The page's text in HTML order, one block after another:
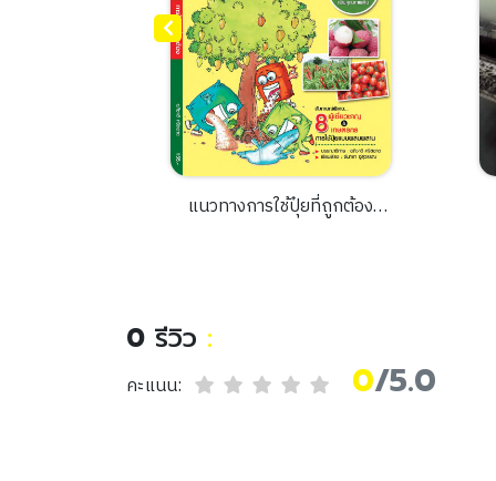
แนวทางการใช้ปุ๋ยที่ถูกต้อง
0 รีวิว :
คะแนน: 0/5.0